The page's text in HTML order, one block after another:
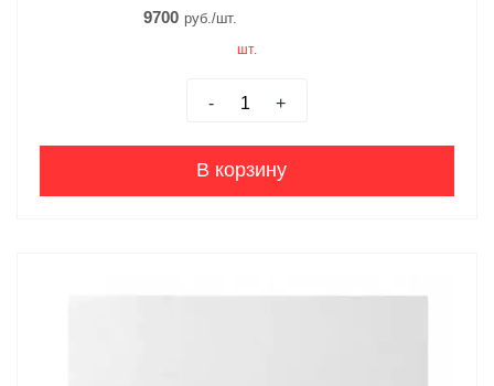
9700 руб./шт.
шт.
- +
В корзину